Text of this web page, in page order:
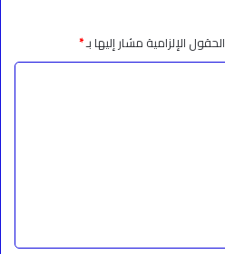
الحقول الإلزامية مشار إليها بـ*